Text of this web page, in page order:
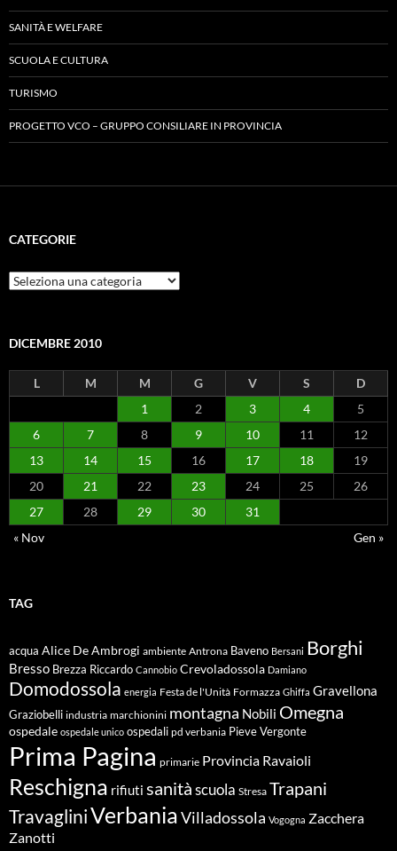
SANITÀ E WELFARE
SCUOLA E CULTURA
TURISMO
PROGETTO VCO – GRUPPO CONSILIARE IN PROVINCIA
CATEGORIE
Categorie
DICEMBRE 2010
L M M G V S
D
1
2 3 4
5
6
7 8 9 10 11
12
13
14 15 16 17 18
19
20
21 22 23 24 25
26
27
28 29 30
31
« Nov
Gen »
TAG
acqua Alice De Ambrogi ambiente Antrona Baveno Bersani Borghi
Bresso Brezza Riccardo Cannobio Crevoladossola Damiano
Domodossola energia Festa de l'Unità Formazza Ghiffa Gravellona
Graziobelli industria marchionini montagna Nobili Omegna
ospedale ospedale unico ospedali pd verbania Pieve Vergonte
Prima Pagina primarie Provincia Ravaioli
Reschigna rifiuti sanitàscuola Stresa Trapani
TravagliniVerbaniaVilladossola Vogogna Zacchera
Zanotti